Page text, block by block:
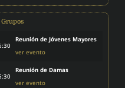
Grupos
Reunión de Jóvenes Mayores
ver evento
Reunión de Damas
ver evento